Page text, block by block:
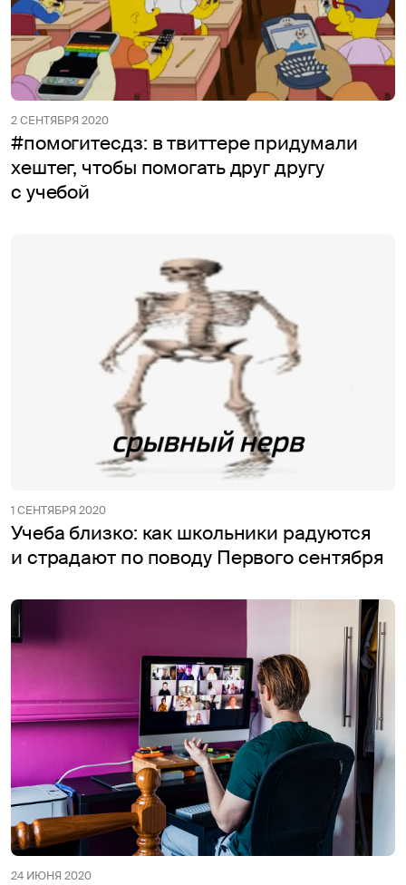
2 СЕНТЯБРЯ 2020
#помогитесдз: в твиттере придумали
хештег, чтобы помогать друг другу
с учебой
1 СЕНТЯБРЯ 2020
Учеба близко: как школьники радуются
и страдают по поводу Первого сентября
24 ИЮНЯ 2020